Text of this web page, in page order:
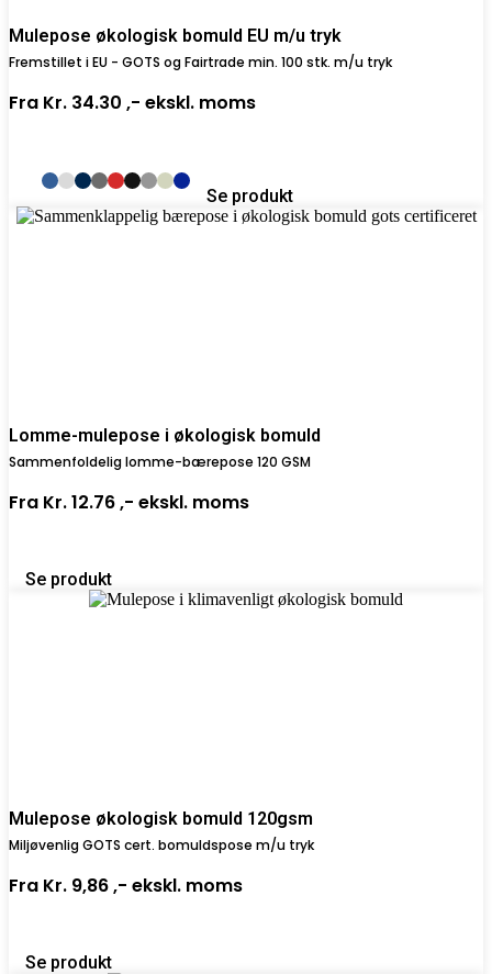
Mulepose økologisk bomuld EU m/u tryk
Fremstillet i EU - GOTS og Fairtrade min. 100 stk. m/u tryk
Fra Kr. 34.30 ,- ekskl. moms
Se produkt
Lomme-mulepose i økologisk bomuld
Sammenfoldelig lomme-bærepose 120 GSM
Fra Kr. 12.76 ,- ekskl. moms
Se produkt
Mulepose økologisk bomuld 120gsm
Miljøvenlig GOTS cert. bomuldspose m/u tryk
Fra Kr. 9,86 ,- ekskl. moms
Se produkt